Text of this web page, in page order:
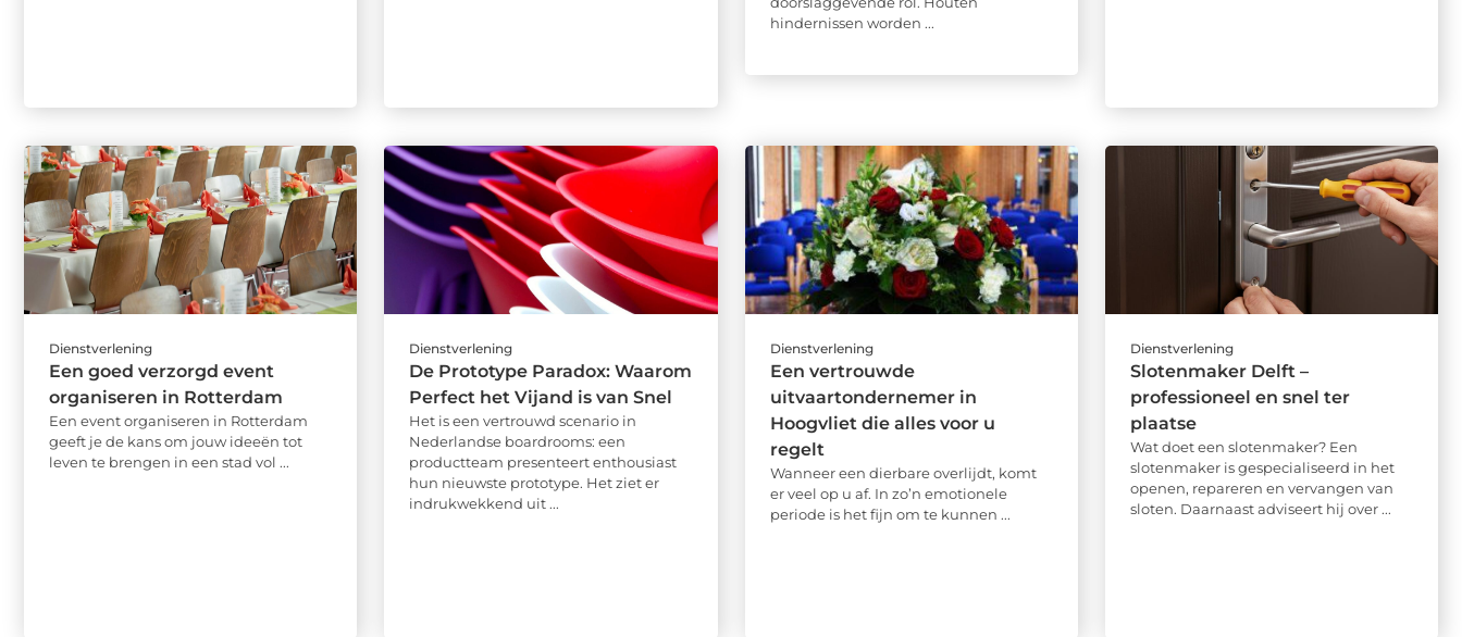
hindernissen worden ...
Dienstverlening
Een goed verzorgd event
organiseren in Rotterdam
Een event organiseren in Rotterdam
geeft je de kans om jouw ideeën tot
leven te brengen in een stad vol ...
Dienstverlening
De Prototype Paradox: Waarom
Perfect het Vijand is van Snel
Het is een vertrouwd scenario in
Nederlandse boardrooms: een
productteam presenteert enthousiast
hun nieuwste prototype. Het ziet er
indrukwekkend uit ...
Dienstverlening
Een vertrouwde
uitvaartondernemer in
Hoogvliet die alles voor u
regelt
Wanneer een dierbare overlijdt, komt
er veel op u af. In zo’n emotionele
periode is het fijn om te kunnen ...
Dienstverlening
Slotenmaker Delft –
professioneel en snel ter
plaatse
Wat doet een slotenmaker? Een
slotenmaker is gespecialiseerd in het
openen, repareren en vervangen van
sloten. Daarnaast adviseert hij over ...